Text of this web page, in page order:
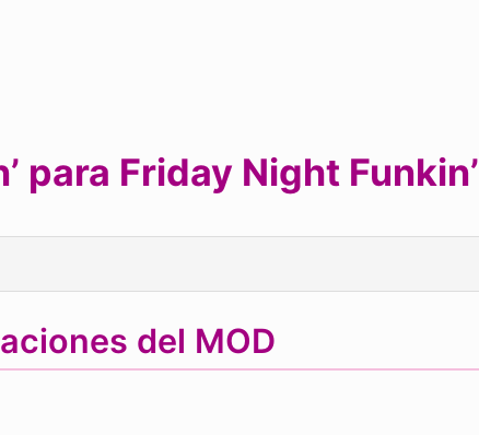
para Friday Night Funkin’
del MOD